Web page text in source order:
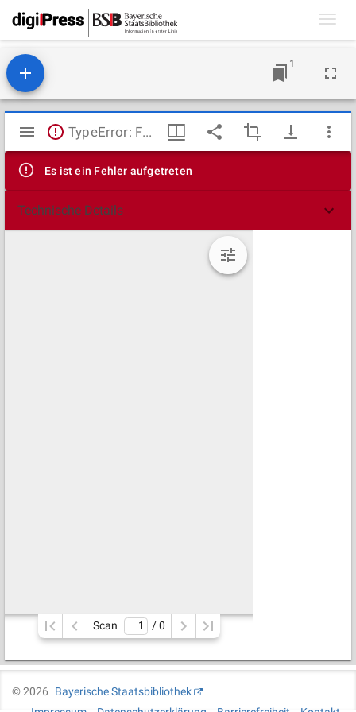
1
Mirador
Viewer
TypeError: Failed to fetch
Es ist ein Fehler aufgetreten
Technische Details
Scan / 0
©2026
Bayerische Staatsbibliothek